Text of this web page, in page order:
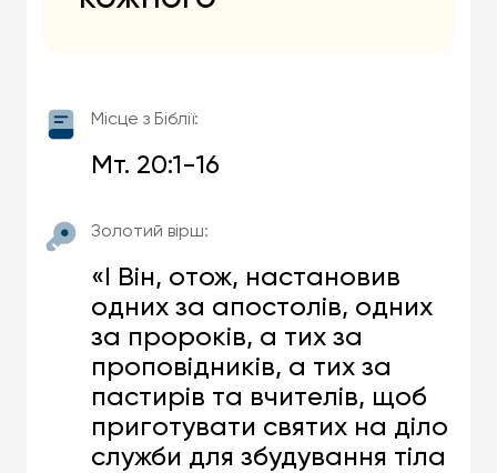
Місце з Біблії:
Мт. 20:1-16
Золотий вірш:
«І Він, отож, настановив
одних за апостолів, одних
за пророків, а тих за
проповідників, а тих за
пастирів та вчителів, щоб
приготувати святих на діло
служби для збудування тіла